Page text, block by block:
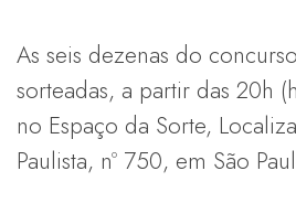
As seis dezenas do
sorteadas, a partir das 20h
no Espaço da Sorte,
Paulista, nº 750, em São